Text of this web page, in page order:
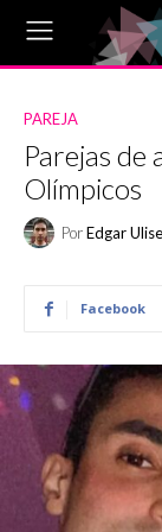
PAREJA
Parejas de
Olímpicos
PorEdgar
Facebook